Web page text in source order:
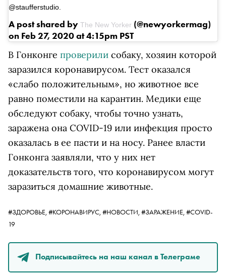
@staufferstudio.
A post shared by The New Yorker (@newyorkermag)
on Feb 27, 2020 at 4:15pm PST
В Гонконге проверили собаку, хозяин которой
заразился коронавирусом. Тест оказался
«слабо положительным», но животное все
равно поместили на карантин. Медики еще
обследуют собаку, чтобы точно узнать,
заражена она COVID-19 или инфекция просто
оказалась в ее пасти и на носу. Ранее власти
Гонконга заявляли, что у них нет
доказательств того, что коронавирусом могут
заразиться домашние животные.
#ЗДОРОВЬЕ, #КОРОНАВИРУС, #НОВОСТИ, #ЗАРАЖЕНИЕ, #COVID-
19
Подписывайтесь на наш канал в Телеграме